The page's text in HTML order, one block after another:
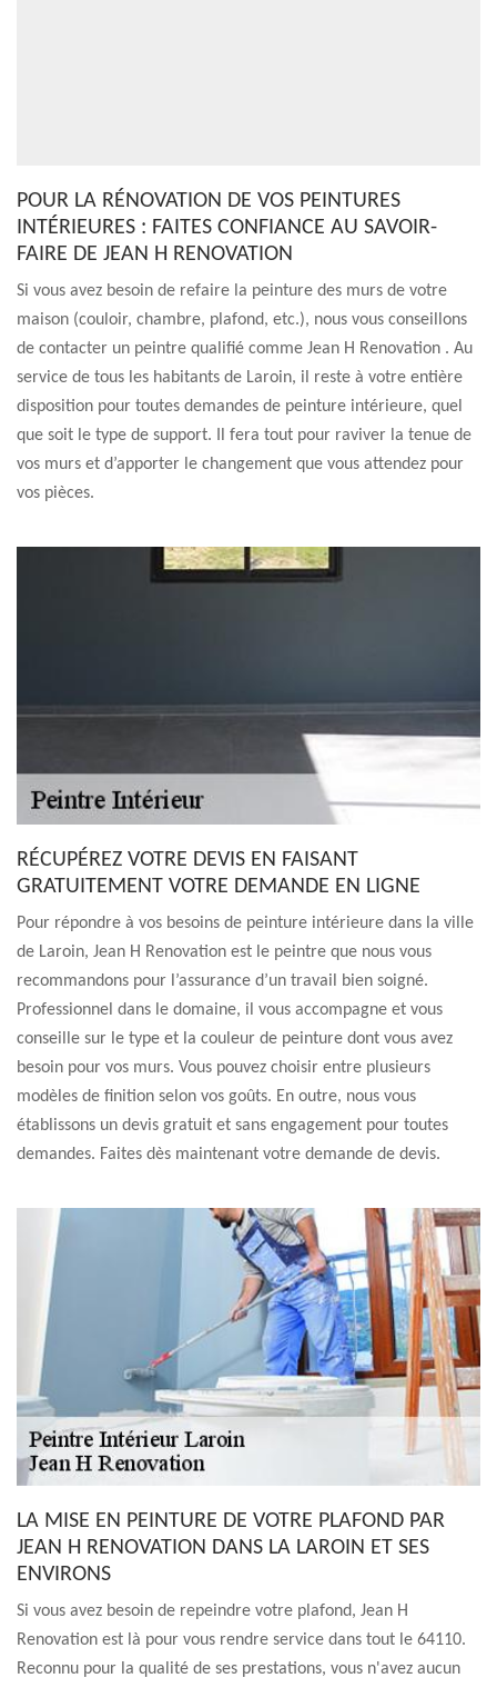
POUR LA RÉNOVATION DE VOS PEINTURES
INTÉRIEURES : FAITES CONFIANCE AU SAVOIR-
FAIRE DE JEAN H RENOVATION
Si vous avez besoin de refaire la peinture des murs de votre
maison (couloir, chambre, plafond, etc.), nous vous conseillons
de contacter un peintre qualifié comme Jean H Renovation . Au
service de tous les habitants de Laroin, il reste à votre entière
disposition pour toutes demandes de peinture intérieure, quel
que soit le type de support. Il fera tout pour raviver la tenue de
vos murs et d’apporter le changement que vous attendez pour
vos pièces.
RÉCUPÉREZ VOTRE DEVIS EN FAISANT
GRATUITEMENT VOTRE DEMANDE EN LIGNE
Pour répondre à vos besoins de peinture intérieure dans la ville
de Laroin, Jean H Renovation est le peintre que nous vous
recommandons pour l’assurance d’un travail bien soigné.
Professionnel dans le domaine, il vous accompagne et vous
conseille sur le type et la couleur de peinture dont vous avez
besoin pour vos murs. Vous pouvez choisir entre plusieurs
modèles de finition selon vos goûts. En outre, nous vous
établissons un devis gratuit et sans engagement pour toutes
demandes. Faites dès maintenant votre demande de devis.
LA MISE EN PEINTURE DE VOTRE PLAFOND PAR
JEAN H RENOVATION DANS LA LAROIN ET SES
ENVIRONS
Si vous avez besoin de repeindre votre plafond, Jean H
Renovation est là pour vous rendre service dans tout le 64110.
Reconnu pour la qualité de ses prestations, vous n'avez aucun